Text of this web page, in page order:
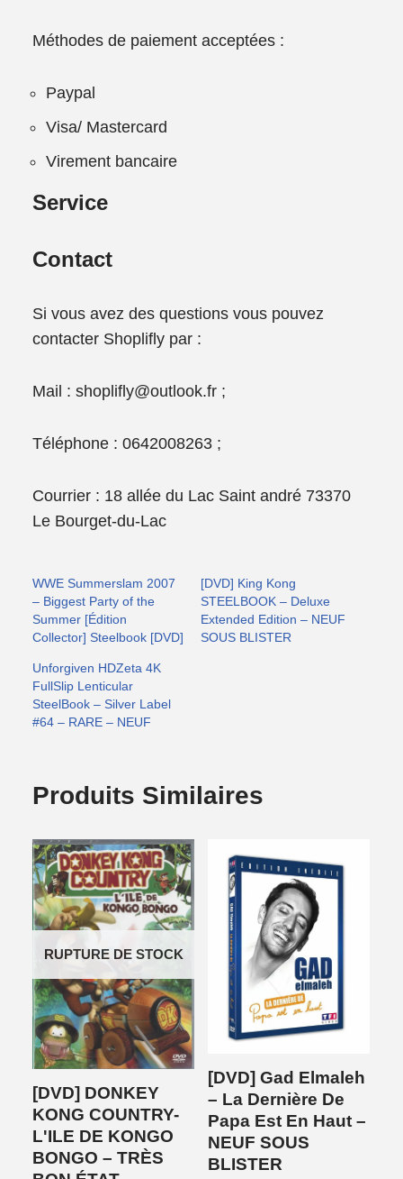
Méthodes de paiement acceptées :
Paypal
Visa/ Mastercard
Virement bancaire
Service
Contact
Si vous avez des questions vous pouvez
contacter Shoplifly par :
Mail : shoplifly@outlook.fr ;
Téléphone : 0642008263 ;
Courrier : 18 allée du Lac Saint andré 73370
Le Bourget-du-Lac
WWE Summerslam 2007
– Biggest Party of the
Summer [Édition
Collector] Steelbook [DVD]
[DVD] King Kong
STEELBOOK – Deluxe
Extended Edition – NEUF
SOUS BLISTER
Unforgiven HDZeta 4K
FullSlip Lenticular
SteelBook – Silver Label
#64 – RARE – NEUF
Produits Similaires
RUPTURE DE STOCK
[DVD] DONKEY
KONG COUNTRY-
L'ILE DE KONGO
BONGO – TRÈS
[DVD] Gad Elmaleh
– La Dernière De
Papa Est En Haut –
NEUF SOUS
BLISTER